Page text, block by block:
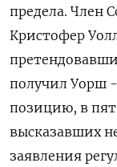
предела. Член
Кристофер
получил Уорш
позицию, в
высказавших
заявления